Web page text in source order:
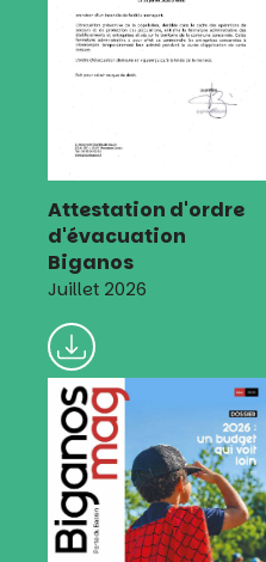
Attestation d'ordre
d'évacuation
Biganos
Juillet 2026